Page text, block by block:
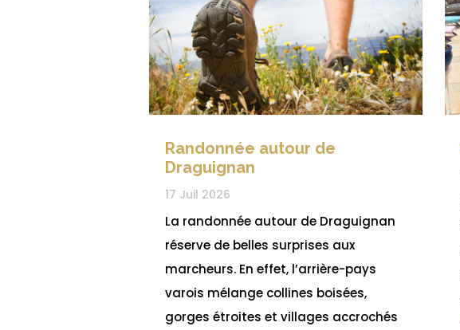
Randonnée autour de
Draguignan
17 Juil 2026
La randonnée autour de Draguignan
réserve de belles surprises aux
marcheurs. En effet, l’arrière-pays
varois mélange collines boisées,
gorges étroites et villages accrochés